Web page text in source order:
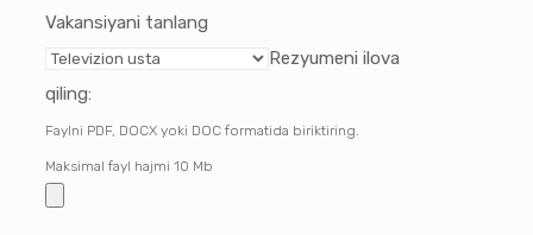
Vakansiyani tanlang
Rezyumeni ilova
qiling:
Faylni PDF, DOCX yoki DOC formatida biriktiring.
Maksimal fayl hajmi 10 Mb